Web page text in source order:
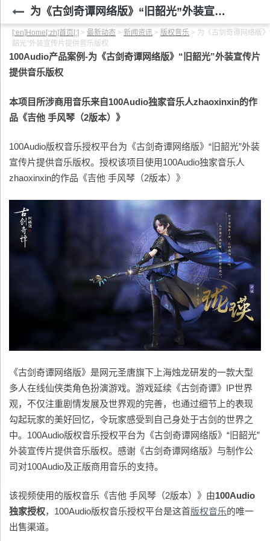
为《古剑奇谭网络版》“旧韶光”外装宣传片提供音乐版权
[:en]Home[:zh]首页[:] > 最新动态 > 新闻资讯 > 版权音乐 > 为《古剑奇谭网络版》
韶光”外装宣传片提供音乐版权
100Audio产品案例-为《古剑奇谭网络版》“旧韶光”外装宣传片
提供音乐版权
本项目所涉商用音乐来自100Audio独家音乐人zhaoxinxin的作
品《吉他 手风琴（2版本）》
100Audio版权音乐授权平台为《古剑奇谭网络版》“旧韶光”外装
宣传片提供音乐版权。授权该项目使用100Audio独家音乐人
zhaoxinxin的作品《吉他 手风琴（2版本）》
《古剑奇谭网络版》是网元圣唐旗下上海烛龙研发的一款大型
多人在线仙侠类角色扮演游戏。游戏延续《古剑奇谭》IP世界
观，不仅注重剧情发展及世界观的完善，也通过细节上的表现
勾起玩家的美好回忆，令玩家感受到自己身处于古剑的世界之
中。100Audio版权音乐授权平台为《古剑奇谭网络版》“旧韶光”
外装宣传片提供音乐版权。感谢《古剑奇谭网络版》与制作公
司对100Audio及正版商用音乐的支持。
该视频使用的版权音乐《吉他 手风琴（2版本）》由100Audio
独家授权，100Audio版权音乐授权平台是这首版权音乐的唯一
出售渠道。